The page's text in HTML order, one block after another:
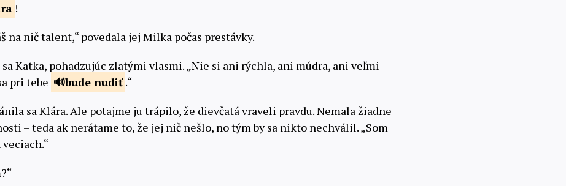
!
na nič talent,“ povedala jej Milka počas prestávky.
sa Katka, pohadzujúc zlatými vlasmi. „Nie si ani rýchla, ani múdra, ani veľmi
pri tebe
bude nudiť .“
sa Klára. Ale potajme ju trápilo, že dievčatá vraveli pravdu. Nemala žiadne
– teda ak nerátame to, že jej nič nešlo, no tým by sa nikto nechválil. „Som